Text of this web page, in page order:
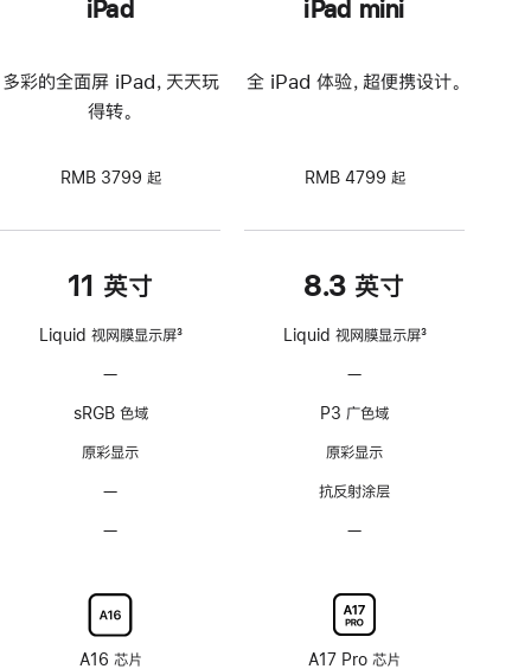
iPad
多彩的全面屏 iPad，天天玩
得转。
RMB 3799 起
11 英寸
Liquid 视网膜显示屏3
—
持
ProMotion
率
技
sRGB 色域
原彩显示
—
涂
层
—
配
纳
米
A16 芯片
iPad mini
全 iPad 体验，超便携设计。
RMB 4799 起
8.3 英寸
Liquid 视网膜显示屏3
—
持
ProMotion
适
率
技
P3 广色域
原彩显示
抗反射涂层
—
配
纳
米
A17 Pro 芯片